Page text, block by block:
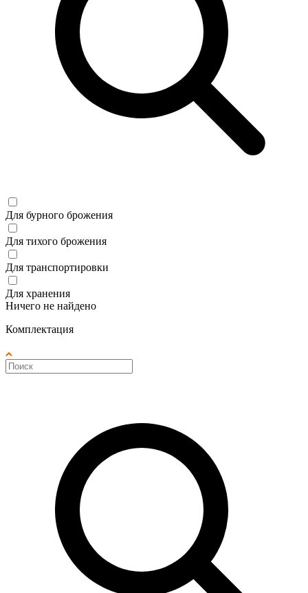
Для бурного брожения
Для тихого брожения
Для транспортировки
Для хранения
Ничего не найдено
Комплектация